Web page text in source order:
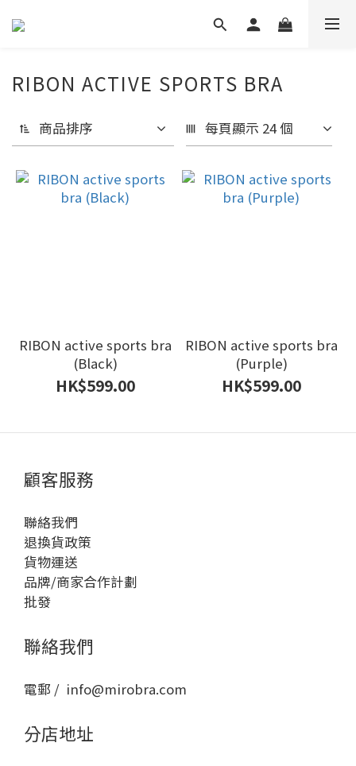
RIBON ACTIVE SPORTS BRA
商品排序 每頁顯示 24 個
RIBON active sports bra
(Black)
HK$599.00
RIBON active sports bra
(Purple)
HK$599.00
顧客服務
聯絡我們
退換貨政策
貨物運送
品牌/商家合作計劃
批發
聯絡我們
電郵 / info@mirobra.com
分店地址